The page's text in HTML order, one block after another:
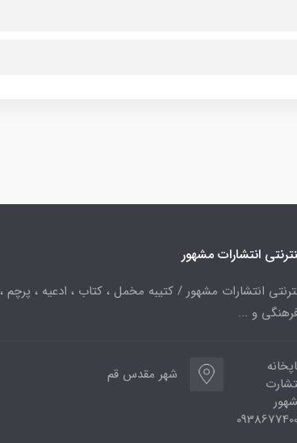
انتشارات مشهور
انتشارات مشهور / کتیبه مخمل ، کتاب ، ادعیه ، پرچم ،
و ...
شهر مقدس قم